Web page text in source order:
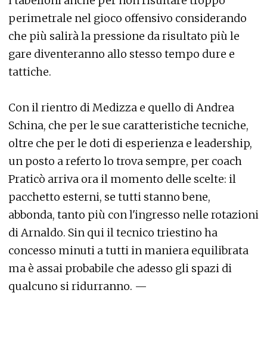
perimetrale nel gioco offensivo considerando
che più salirà la pressione da risultato più le
gare diventeranno allo stesso tempo dure e
tattiche.
Con il rientro di Medizza e quello di Andrea
Schina, che per le sue caratteristiche tecniche,
oltre che per le doti di esperienza e leadership,
un posto a referto lo trova sempre, per coach
Praticò arriva ora il momento delle scelte: il
pacchetto esterni, se tutti stanno bene,
abbonda, tanto più con l'ingresso nelle rotazioni
di Arnaldo. Sin qui il tecnico triestino ha
concesso minuti a tutti in maniera equilibrata
ma è assai probabile che adesso gli spazi di
qualcuno si ridurranno. —